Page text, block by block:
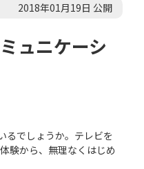
2018年01月19日 公開
ュニケーシ
るでしょうか。テレビを
験から、無理なくはじめ